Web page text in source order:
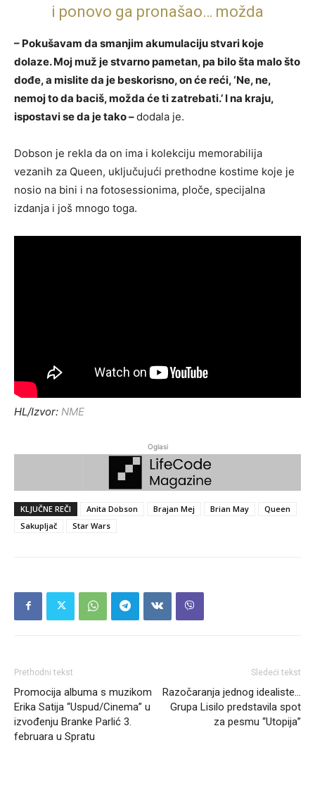
i ponovo ga pronašao… možda
– Pokušavam da smanjim akumulaciju stvari koje
dolaze. Moj muž je stvarno pametan, pa bilo šta malo što
dođe, a mislite da je beskorisno, on će reći, ‘Ne, ne,
nemoj to da baciš, možda će ti zatrebati.’ I na kraju,
ispostavi se da je tako –dodala je.
Dobson je rekla da on ima i kolekciju memorabilija
vezanih za Queen, uključujući prethodne kostime koje je
nosio na bini i na fotosessionima, ploče, specijalna
izdanja i još mnogo toga.
HL/Izvor: NME
Oglasi
KLJUČNE REČI Anita Dobson Brajan Mej Brian May
Queen
Sakupljač
Star Wars
Prethodni tekst
Promocija albuma s muzikom
Erika Satija “Uspud/Cinema” u
izvođenju Branke Parlić 3.
februara u Spratu
Sledeći tekst
Razočaranja jednog idealiste…
Grupa Lisilo predstavila spot
za pesmu “Utopija”